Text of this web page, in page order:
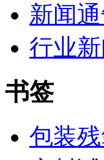
新闻
行业
书签
包装